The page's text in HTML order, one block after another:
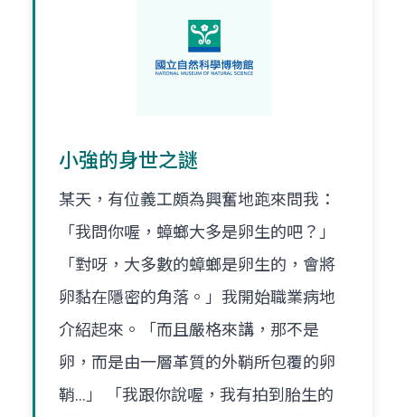
小強的身世之謎
某天，有位義工頗為興奮地跑來問我：
「我問你喔，蟑螂大多是卵生的吧？」
「對呀，大多數的蟑螂是卵生的，會將
卵黏在隱密的角落。」我開始職業病地
介紹起來。「而且嚴格來講，那不是
卵，而是由一層革質的外鞘所包覆的卵
鞘...」 「我跟你說喔，我有拍到胎生的